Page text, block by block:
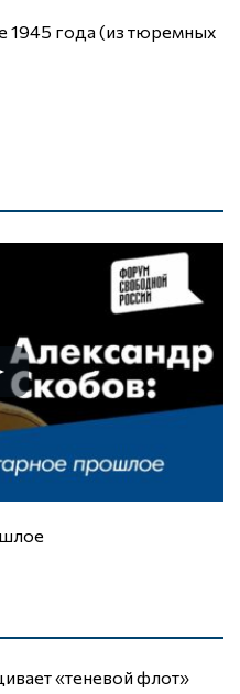
«теневой флот»